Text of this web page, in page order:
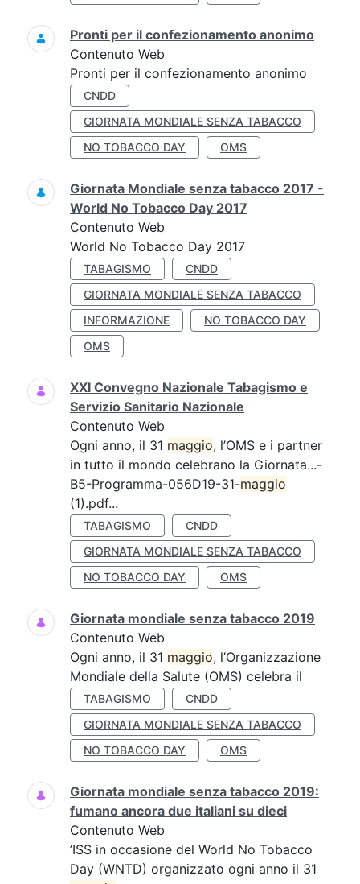
Pronti per il confezionamento anonimo
Contenuto Web
Pronti per il confezionamento anonimo
CNDD
GIORNATA MONDIALE SENZA TABACCO
NO TOBACCO DAY
OMS
Giornata Mondiale senza tabacco 2017 -
World No Tobacco Day 2017
Contenuto Web
World No Tobacco Day 2017
TABAGISMO
CNDD
GIORNATA MONDIALE SENZA TABACCO
INFORMAZIONE
NO TOBACCO DAY
OMS
XXI Convegno Nazionale Tabagismo e
Servizio Sanitario Nazionale
Contenuto Web
Ogni anno, il 31 maggio, l’OMS e i partner
in tutto il mondo celebrano la Giornata...-
B5-Programma-056D19-31-maggio
(1).pdf...
TABAGISMO
CNDD
GIORNATA MONDIALE SENZA TABACCO
NO TOBACCO DAY
OMS
Giornata mondiale senza tabacco 2019
Contenuto Web
Ogni anno, il 31 maggio, l’Organizzazione
Mondiale della Salute (OMS) celebra il
TABAGISMO
CNDD
GIORNATA MONDIALE SENZA TABACCO
NO TOBACCO DAY
OMS
Giornata mondiale senza tabacco 2019:
fumano ancora due italiani su dieci
Contenuto Web
’ISS in occasione del World No Tobacco
Day (WNTD) organizzato ogni anno il 31